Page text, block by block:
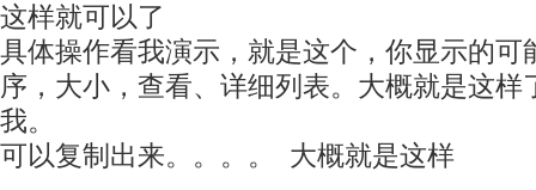
这样就可以了
具体操作看我演示，就是这个，你显示的可
序，大小，查看、详细列表。大概就是这样
我。
可以复制出来。。。。 大概就是这样